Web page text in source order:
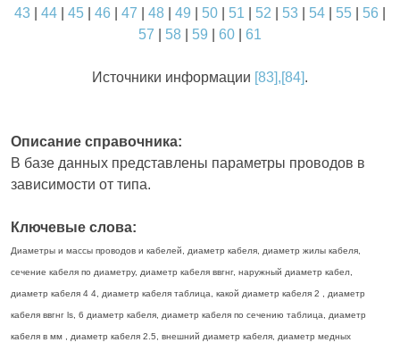
43 44 45 46 47 48 49 50 51 52 53 54 55 56
57
58 59 60 61
Источники информации [83],[84].
Описание справочника:
В базе данных представлены параметры проводов в
зависимости от типа.
Ключевые слова:
Диаметры и массы проводов и кабелей, диаметр кабеля, диаметр жилы кабеля,
сечение кабеля по диаметру, диаметр кабеля ввгнг, наружный диаметр кабел,
диаметр кабеля 4 4, диаметр кабеля таблица, какой диаметр кабеля 2 , диаметр
кабеля ввгнг ls, 6 диаметр кабеля, диаметр кабеля по сечению таблица, диаметр
кабеля в мм , диаметр кабеля 2.5, внешний диаметр кабеля, диаметр медных